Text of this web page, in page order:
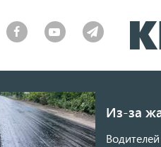
Из-за